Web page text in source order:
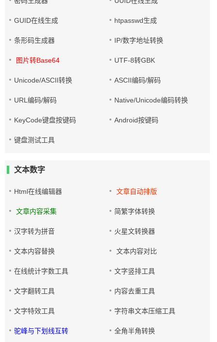
GUID在线生成 htpasswd生成
条形码生成器 IP/数字地址转换
图片转Base64 UTF-8转GBK
Unicode/ASCII转换 ASCII编码/解码
URL编码/解码 Native/Unicode编码转换
KeyCode键盘按键码 Android按键码
键盘测试工具
文本数字
Html在线编辑器 文章自动排版
文章内容采集 简繁字体转换
汉字转为拼音 火星文转换器
文本内容替换 文本内容对比
在线统计字数工具 文字竖排工具
文字翻转工具 内容去重工具
文字特效工具 字符串文本压缩工具
驼峰与下划线互转 全角半角转换